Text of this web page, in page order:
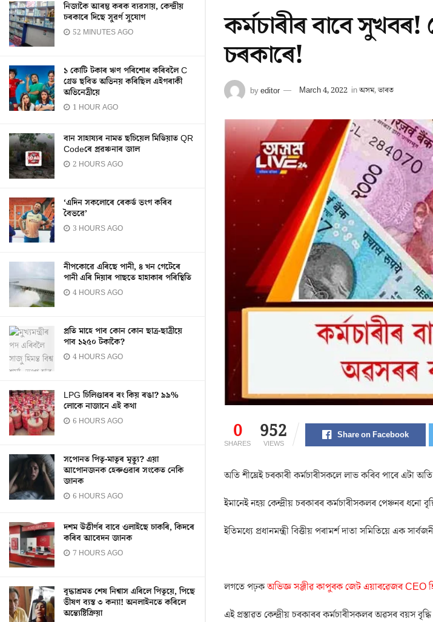
নিজাকৈ আৰম্ভ কৰক ব্যৱসায়, কেন্দ্ৰীয়
চৰকাৰে দিছে সুৱৰ্ণ সুযোগ
52 MINUTES AGO
১ কোটি টকাৰ ঋণ পৰিশোধ কৰিবলৈ C
গ্ৰেড ছবিত অভিনয় কৰিছিল এইগৰাকী
অভিনেত্ৰীয়ে
1 HOUR AGO
বান সাহায্যৰ নামত ছচিয়েল মিডিয়াত QR
Codeৰে প্ৰৱঞ্চনাৰ জাল
2 HOURS AGO
‘এদিন সকলোৰে ৰেকৰ্ড ভংগ কৰিব
বৈভৱে’
3 HOURS AGO
নীপকোৱে এৰিছে পানী, ৪ খন গেটেৰে
পানী এৰি দিয়াৰ পাছতে হাহাকাৰ পৰিস্থিতি
4 HOURS AGO
প্ৰতি মাহে পাব কোন কোন ছাত্ৰ-ছাত্ৰীয়ে
পাব ১২৫০ টকাকৈ?
4 HOURS AGO
LPG চিলিণ্ডাৰৰ ৰং কিয় ৰঙা? ৯৯%
লোকে নাজানে এই কথা
6 HOURS AGO
সপোনত পিতৃ-মাতৃৰ মৃত্যু? এয়া
আপোনজনক হেৰুওৱাৰ সংকেত নেকি
জানক
6 HOURS AGO
দশম উত্তীৰ্ণৰ বাবে ওলাইছে চাকৰি, কিদৰে
কৰিব আবেদন জানক
7 HOURS AGO
বৃদ্ধাশ্ৰমত শেষ নিশ্বাস এৰিলে পিতৃয়ে, পিছে
ভীষণ ব্যস্ত ৩ কন্যা! অনলাইনতে কৰিলে
অন্ত্যেষ্টিক্ৰিয়া
কৰ্মচাৰীৰ বাবে
চৰকাৰে!
byeditor March 4, 2022 inঅসম,ভাৰত
0
SHARES
952
VIEWS
Share on Facebook
অতি শীঘ্ৰেই চৰকাৰী কৰ্মচাৰীসকলে লাভ কৰিব পাৰে এটা
ইমানেই নহয় কেন্দ্ৰীয় চৰকাৰৰ কৰ্মচাৰীসকলৰ পেঞ্চনৰ ধনো
ইতিমধ্যে প্ৰধানমন্ত্ৰী বিত্তীয় পৰামৰ্শ দাতা সমিতিয়ে এক
লগতে পঢ়কঅভিজ্ঞ সঞ্জীৱ কাপুৰক জেট এয়াৰৱেজৰ CEO
এই প্ৰস্তাৱত কেন্দ্ৰীয় চৰকাৰৰ কৰ্মচাৰীসকলৰ অৱসৰ বয়স